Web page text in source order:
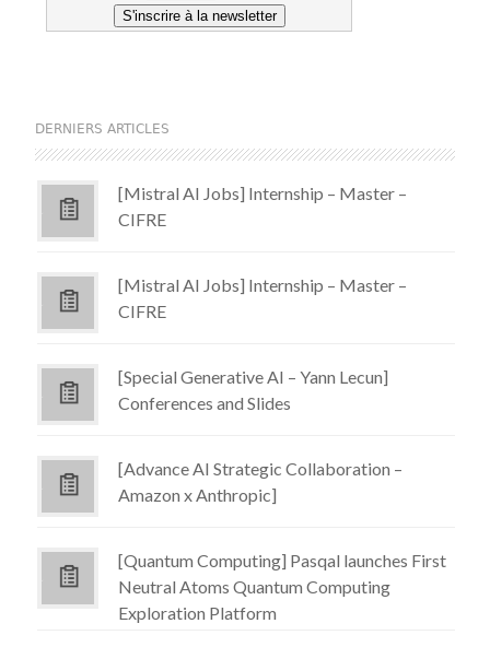
DERNIERS ARTICLES
[Mistral AI Jobs] Internship – Master –
CIFRE
[Mistral AI Jobs] Internship – Master –
CIFRE
[Special Generative AI – Yann Lecun]
Conferences and Slides
[Advance AI Strategic Collaboration –
Amazon x Anthropic]
[Quantum Computing] Pasqal launches First
Neutral Atoms Quantum Computing
Exploration Platform